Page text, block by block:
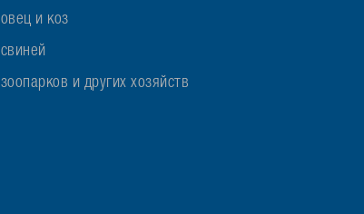
овец и коз
свиней
зоопарков и других хозяйств